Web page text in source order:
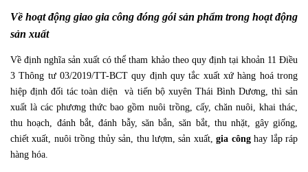
Về hoạt động giao gia công đóng gói sản phẩm trong hoạt động
sản xuất
Về định nghĩa sản xuất có thể tham khảo theo quy định tại khoản 11 Điều
3 Thông tư 03/2019/TT-BCT quy định quy tắc xuất xứ hàng hoá trong
hiệp định đối tác toàn diện và tiến bộ xuyên Thái Bình Dương, thì sản
xuất là các phương thức bao gồm nuôi trồng, cấy, chăn nuôi, khai thác,
thu hoạch, đánh bắt, đánh bẫy, săn bắn, săn bắt, thu nhặt, gây giống,
chiết xuất, nuôi trồng thủy sản, thu lượm, sản xuất,gia cônghay lắp ráp
hàng hóa.